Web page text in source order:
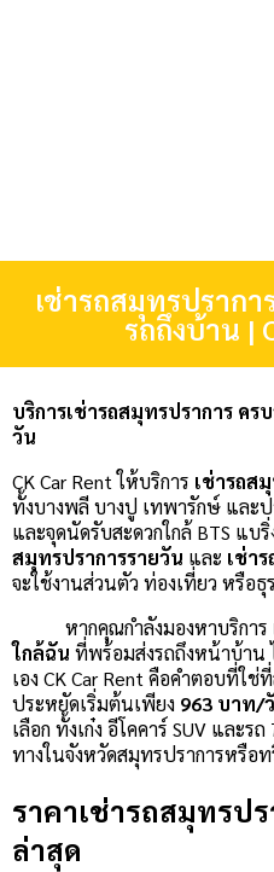
เช่ารถสมุทรปรากา
รถถึงบ้าน |
บริการเช่ารถสมุทรปราการ คร
วัน
CK Car Rent ให้บริการ เช่ารถส
ทั้งบางพลี บางปู เทพารักษ์ และ
และจุดนัดรับสะดวกใกล้ BTS แบ
สมุทรปราการรายวัน และ เช่า
จะใช้งานส่วนตัว ท่องเที่ยว หรือธุ
หากคุณกำลังมองหาบริการ
ใกล้ฉัน ที่พร้อมส่งรถถึงหน้าบ้าน
เอง CK Car Rent คือคำตอบที่ใ
ประหยัดเริ่มต้นเพียง 963 บาท/
เลือก ทั้งเก๋ง อีโคคาร์ SUV และร
ทางในจังหวัดสมุทรปราการหรือ
ราคาเช่ารถสมุทรป
ล่าสุด